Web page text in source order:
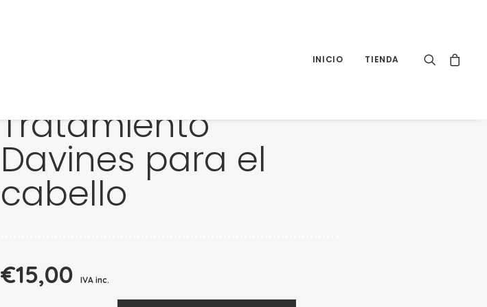
INICIO TIENDA
Tratamiento
Davines para el
cabello
€15,00 IVA inc.